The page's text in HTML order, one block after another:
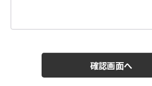
確認画面へ